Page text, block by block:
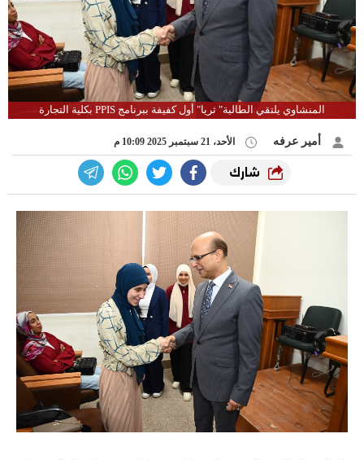
المنشاوي يلتقي الطالبة" ثريا" أول كفيفة ببرنامج PPIS بكلية التجارة
أمير عرفه الأحد، 21 سبتمبر 2025 10:09 م
شارك